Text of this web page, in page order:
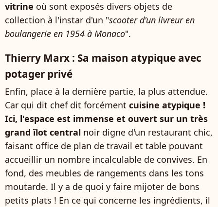
vitrine où sont exposés divers objets de
collection à l'instar d'un "scooter d'un livreur en
boulangerie en 1954 à Monaco".
Thierry Marx : Sa maison atypique avec
potager privé
Enfin, place à la dernière partie, la plus attendue.
Car qui dit chef dit forcément cuisine atypique !
Ici, l'espace est immense et ouvert sur un très
grand îlot central noir digne d'un restaurant chic,
faisant office de plan de travail et table pouvant
accueillir un nombre incalculable de convives. En
fond, des meubles de rangements dans les tons
moutarde. Il y a de quoi y faire mijoter de bons
petits plats ! En ce qui concerne les ingrédients, il